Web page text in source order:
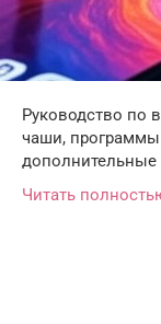
Руководство по
чаши, программы
Читать